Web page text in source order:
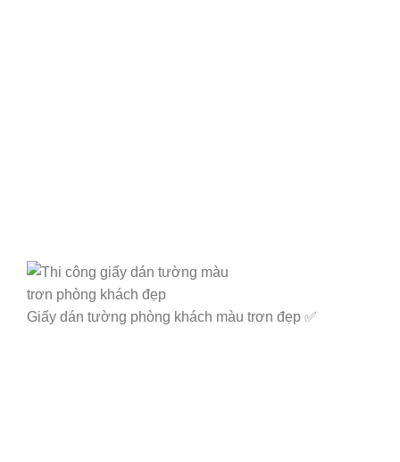
Giấy dán tường phòng khách màu trơn đẹp ✅